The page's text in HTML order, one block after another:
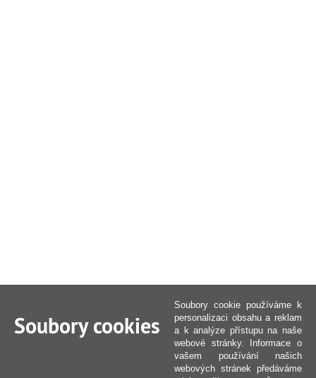
Soubory cookies
Soubory cookie používáme k
personalizaci obsahu a reklam
a k analýze přístupu na naše
webové stránky. Informace o
vašem používání našich
webových stránek předáváme